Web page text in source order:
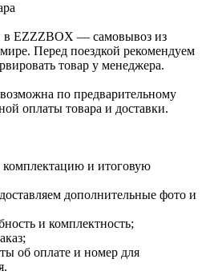
в EZZZBOX — самовывоз из
Перед поездкой рекомендуем
товар у менеджера.
по предварительному
оплаты товара и доставки.
и итоговую
дополнительные фото и
и комплектность;
об оплате и номер для